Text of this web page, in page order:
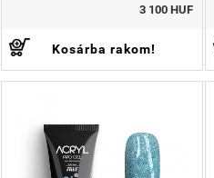
3 100 HUF
Kosárba rakom!